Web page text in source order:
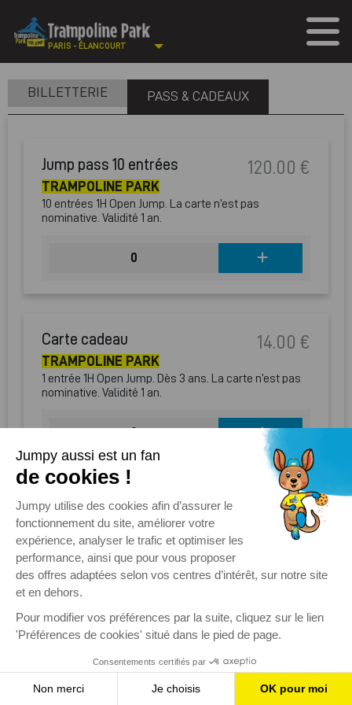
PARIS - ÉLANCOURT
BILLETTERIE PASS & CADEAUX
Jump pass 10 entrées 120.00 €
TRAMPOLINE PARK
10 entrées 1H Open Jump. La carte n’est pas
nominative. Validité 1 an.
0
Carte cadeau 14.00 €
TRAMPOLINE PARK
1 entrée 1H Open Jump. Dès 3 ans. La carte n’est pas
nominative. Validité 1 an.
TOTAL
AJOUTER AU PANIER